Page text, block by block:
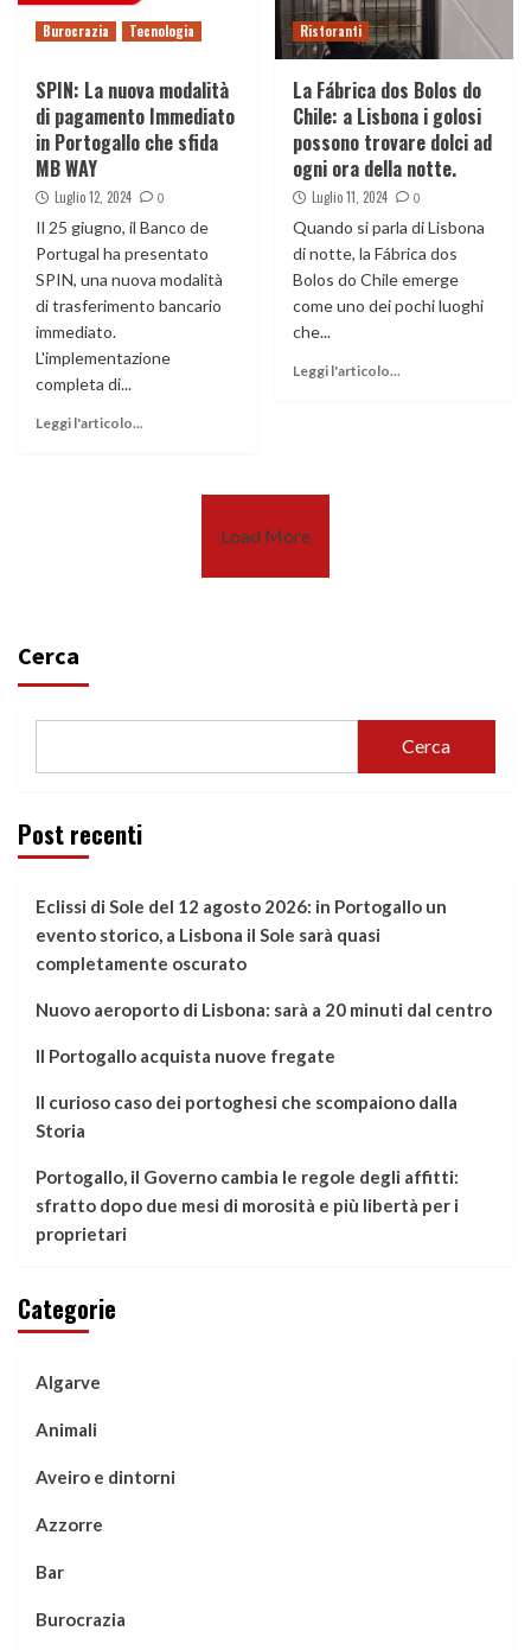
Burocrazia Tecnologia
SPIN: La nuova modalità
di pagamento Immediato
in Portogallo che sfida
MB WAY
Luglio 12, 2024 0
Il 25 giugno, il Banco de
Portugal ha presentato
SPIN, una nuova modalità
di trasferimento bancario
immediato.
L'implementazione
completa di...
Leggi l'articolo...
Ristoranti
La Fábrica dos Bolos do
Chile: a Lisbona i golosi
possono trovare dolci ad
ogni ora della notte.
Luglio 11, 2024 0
Quando si parla di Lisbona
di notte, la Fábrica dos
Bolos do Chile emerge
come uno dei pochi luoghi
che...
Leggi l'articolo...
Load More
Cerca
Cerca
Post recenti
Eclissi di Sole del 12 agosto 2026: in Portogallo un
evento storico, a Lisbona il Sole sarà quasi
completamente oscurato
Nuovo aeroporto di Lisbona: sarà a 20 minuti dal centro
Il Portogallo acquista nuove fregate
Il curioso caso dei portoghesi che scompaiono dalla
Storia
Portogallo, il Governo cambia le regole degli affitti:
sfratto dopo due mesi di morosità e più libertà per i
proprietari
Categorie
Algarve
Animali
Aveiro e dintorni
Azzorre
Bar
Burocrazia